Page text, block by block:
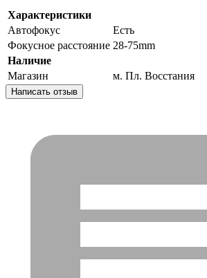
Характеристики
Автофокус
Есть
Фокусное расстояние 28-75mm
Наличие
Магазин
м. Пл. Восстания
Написать отзыв